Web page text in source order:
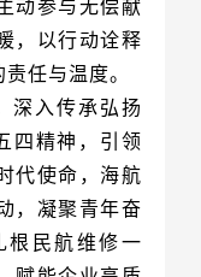
任与温度。